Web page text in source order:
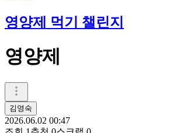
영양제 먹기 챌린지
영양제
김영숙
2026.06.02 00:47